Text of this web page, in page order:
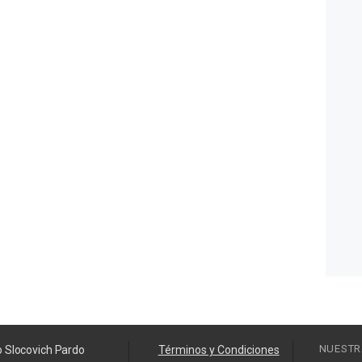
Slocovich Pardo Términos y Condiciones